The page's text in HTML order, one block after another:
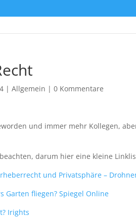
| Allgemein | 0 Kommentare
und immer mehr Kollegen,
darum hier eine kleine
und Privatsphäre –
Garten fliegen? Spiegel Online
Irights